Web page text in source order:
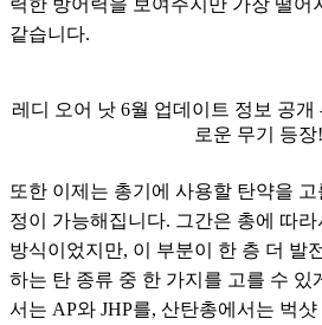
같습니다.
레디 오어 낫 6월 업데이트 정보 공개
로운 무기 등장
또한 이제는 총기에 사용할 탄약을
정이 가능해집니다. 그간은 총에 따
방식이었지만, 이 부분이 한 층 더 발
하는 탄 종류 중 한 가지를 고를 수 있
서는 AP와 JHP를, 산탄총에서는 벅